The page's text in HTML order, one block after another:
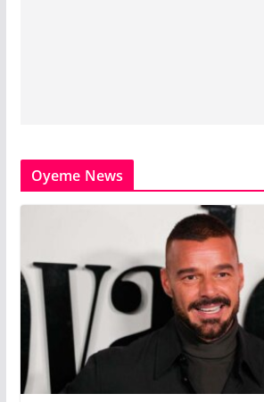
Oyeme News